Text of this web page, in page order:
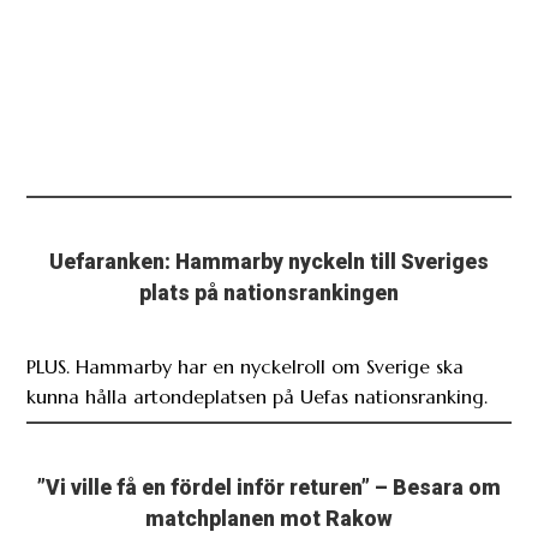
Uefaranken: Hammarby nyckeln till Sveriges
plats på nationsrankingen
PLUS. Hammarby har en nyckelroll om Sverige ska
kunna hålla artondeplatsen på Uefas nationsranking.
”Vi ville få en fördel inför returen” – Besara om
matchplanen mot Rakow